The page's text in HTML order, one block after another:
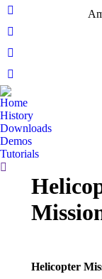
Facebook
page
opens
new
window
YouTube
page
opens
in
new
window
Whatsapp
page
opens
in
new
window
E-
Mail
page
opens
in
new
Home
History
Downloads
Demos
Tutorials
Search:
Helicopter